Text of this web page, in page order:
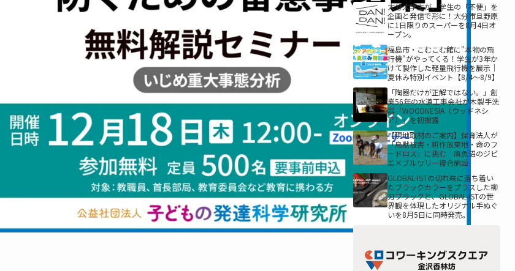
大分大学生が、学生の「不便」を
企画と発信で形に！大分市旦野原
に1日限りのスーパーを8月4日オ
ープン。
福島市・こむこむ館に"本物の飛
行機"がやってくる！学生が3年か
けて製作した軽量飛行機を展示｜
夏休み特別イベント【8/4〜8/9】
「陶器だけが正解ではない。」創
業56年の水道工事会社が木製手洗
器「WOODNESIA（ウッドネシ
ア）」を初披露
【現地取材のご案内】保育法人が
「鳥獣被害・耕作放棄地・命のフ
ードロス」に挑む 南魚沼のジビ
エ×ブルワリー複合施設
GLOBAL-ISTの切れ味に落ち着い
たブラックカラーをプラスした柳
刃ブラックと、GLOBAL-ISTの世
界観を体現したオリジナル手ぬぐ
いを8月5日に同時発売。